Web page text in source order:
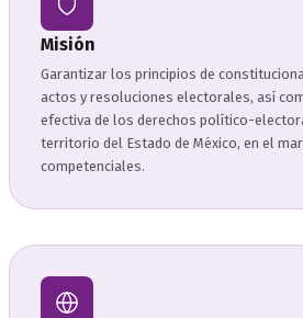
Misión
Garantizar los principios de
actos y resoluciones electorales, así
efectiva de los derechos político-
territorio del Estado de México, en el
competenciales.